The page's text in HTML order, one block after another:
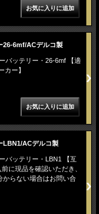
26-6mf/ACデルコ製
バッテリー・26-6mf 【適
カー】
LBN1/ACデルコ製
バッテリー・LBN1 【互
に現品を確認いただき、
からない場合はお問い合